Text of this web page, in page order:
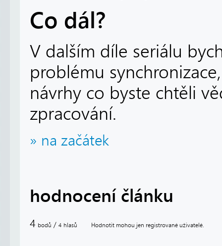
Co dál?
V dalším díle seriálu
problému
návrhy co byste chtěli
zpracování.
» na začátek
hodnocení článku
4 bodů / 4 hlasů Hodnotit mohou jen registrované uživatelé.